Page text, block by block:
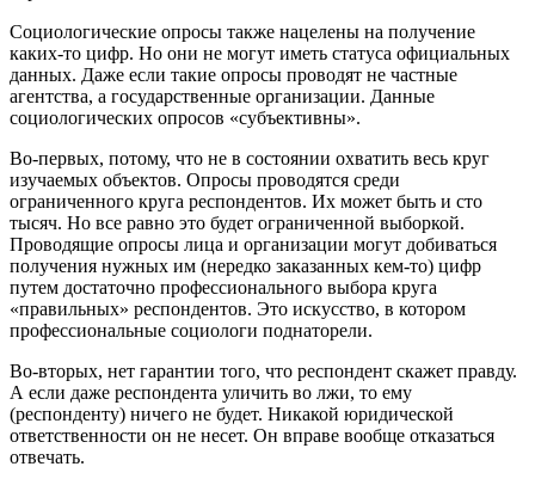
Социологические опросы также нацелены на получение
каких-то цифр. Но они не могут иметь статуса официальных
данных. Даже если такие опросы проводят не частные
агентства, а государственные организации. Данные
социологических опросов «субъективны».
Во-первых, потому, что не в состоянии охватить весь круг
изучаемых объектов. Опросы проводятся среди
ограниченного круга респондентов. Их может быть и сто
тысяч. Но все равно это будет ограниченной выборкой.
Проводящие опросы лица и организации могут добиваться
получения нужных им (нередко заказанных кем-то) цифр
путем достаточно профессионального выбора круга
«правильных» респондентов. Это искусство, в котором
профессиональные социологи поднаторели.
Во-вторых, нет гарантии того, что респондент скажет правду.
А если даже респондента уличить во лжи, то ему
(респонденту) ничего не будет. Никакой юридической
ответственности он не несет. Он вправе вообще отказаться
отвечать.